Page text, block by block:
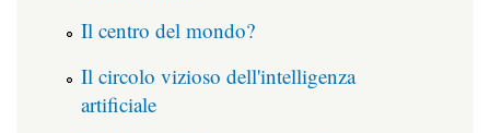
Il centro del mondo?
Il circolo vizioso dell'intelligenza
artificiale